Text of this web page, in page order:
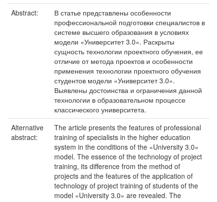
Abstract:
В статье представлены особенности
профессиональной подготовки специалистов в
системе высшего образования в условиях
модели «Университет 3.0». Раскрыты
сущность технологии проектного обучения, ее
отличие от метода проектов и особенности
применения технологии проектного обучения
студентов модели «Университет 3.0».
Выявлены достоинства и ограничения данной
технологии в образовательном процессе
классического университета.
Alternative
abstract:
The article presents the features of professional
training of specialists in the higher education
system in the conditions of the «University 3.0»
model. The essence of the technology of project
training, its difference from the method of
projects and the features of the application of
technology of project training of students of the
model «University 3.0» are revealed. The